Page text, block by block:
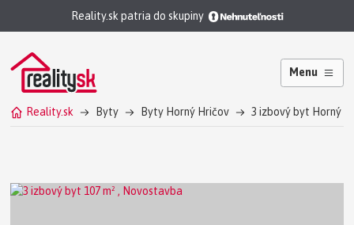
Reality.sk patria do skupiny
Menu
Reality.sk Byty Byty Horný Hričov 3 izbový byt Horný